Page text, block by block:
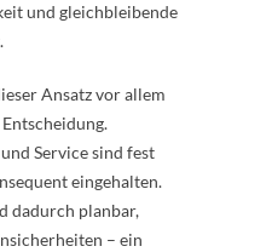
und gleichbleibende
Ansatz vor allem
Service sind fest
eingehalten.
dadurch planbar,
– ein